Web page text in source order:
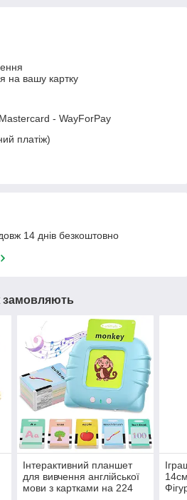
на вашу картку
- WayForPay
платіж)
14 днів безкоштовно
замовляють
Інтерактивний планшет
для вивчення англійської
мови з картками на 224